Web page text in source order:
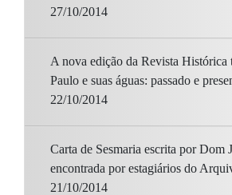
27/10/2014
A nova edição da Revista Histórica
Paulo e suas águas: passado e
22/10/2014
Carta de Sesmaria escrita por Dom
encontrada por estagiários do
21/10/2014